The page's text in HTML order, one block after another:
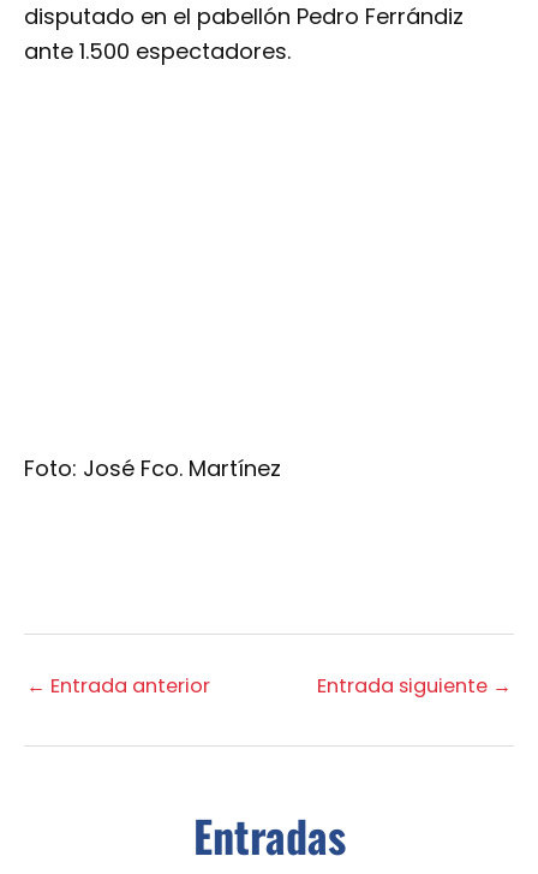
disputado en el pabellón Pedro Ferrándiz
ante 1.500 espectadores.
Foto: José Fco. Martínez
← Entrada anterior Entrada siguiente →
Entradas